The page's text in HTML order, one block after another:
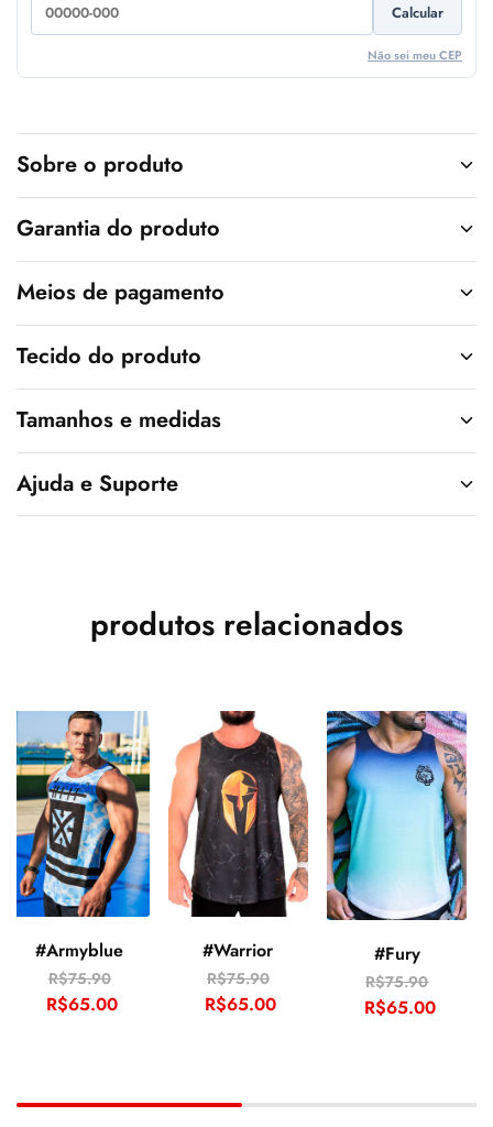
i
v
e
:
Calcular
Não sei meu CEP
Sobre o produto
Garantia do produto
Meios de pagamento
Tecido do produto
Tamanhos e medidas
Ajuda e Suporte
produtos relacionados
#Armyblue
R$75.90
R$65.00
#Warrior
R$75.90
R$65.00
#Fury
R$75.90
R$65.00